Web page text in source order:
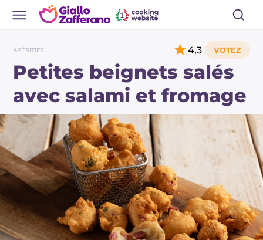
APÉRITIFS
Petites beignets salés
avec salami et fromage
4,3